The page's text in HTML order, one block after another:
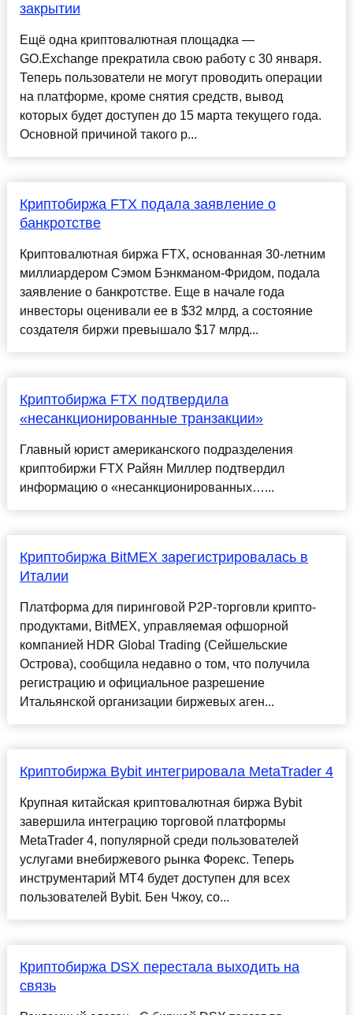
закрытии
Ещё одна криптовалютная площадка —
GO.Exchange прекратила свою работу с 30 января.
Теперь пользователи не могут проводить операции
на платформе, кроме снятия средств, вывод
которых будет доступен до 15 марта текущего года.
Основной причиной такого р...
Криптобиржа FTX подала заявление о
банкротстве
Криптовалютная биржа FTX, основанная 30-летним
миллиардером Сэмом Бэнкманом-Фридом, подала
заявление о банкротстве. Еще в начале года
инвесторы оценивали ее в $32 млрд, а состояние
создателя биржи превышало $17 млрд...
Криптобиржа FTX подтвердила
«несанкционированные транзакции»
Главный юрист американского подразделения
криптобиржи FTX Райян Миллер подтвердил
информацию о «несанкционированных…...
Криптобиржа BitMEX зарегистрировалась в
Италии
Платформа для пиринговой Р2Р-торговли крипто-
продуктами, BitMEX, управляемая офшорной
компанией HDR Global Trading (Сейшельские
Острова), сообщила недавно о том, что получила
регистрацию и официальное разрешение
Итальянской организации биржевых аген...
Криптобиржа Bybit интегрировала MetaTrader 4
Крупная китайская криптовалютная биржа Bybit
завершила интеграцию торговой платформы
MetaTrader 4, популярной среди пользователей
услугами внебиржевого рынка Форекс. Теперь
инструментарий MT4 будет доступен для всех
пользователей Bybit. Бен Чжоу, со...
Криптобиржа DSX перестала выходить на
связь